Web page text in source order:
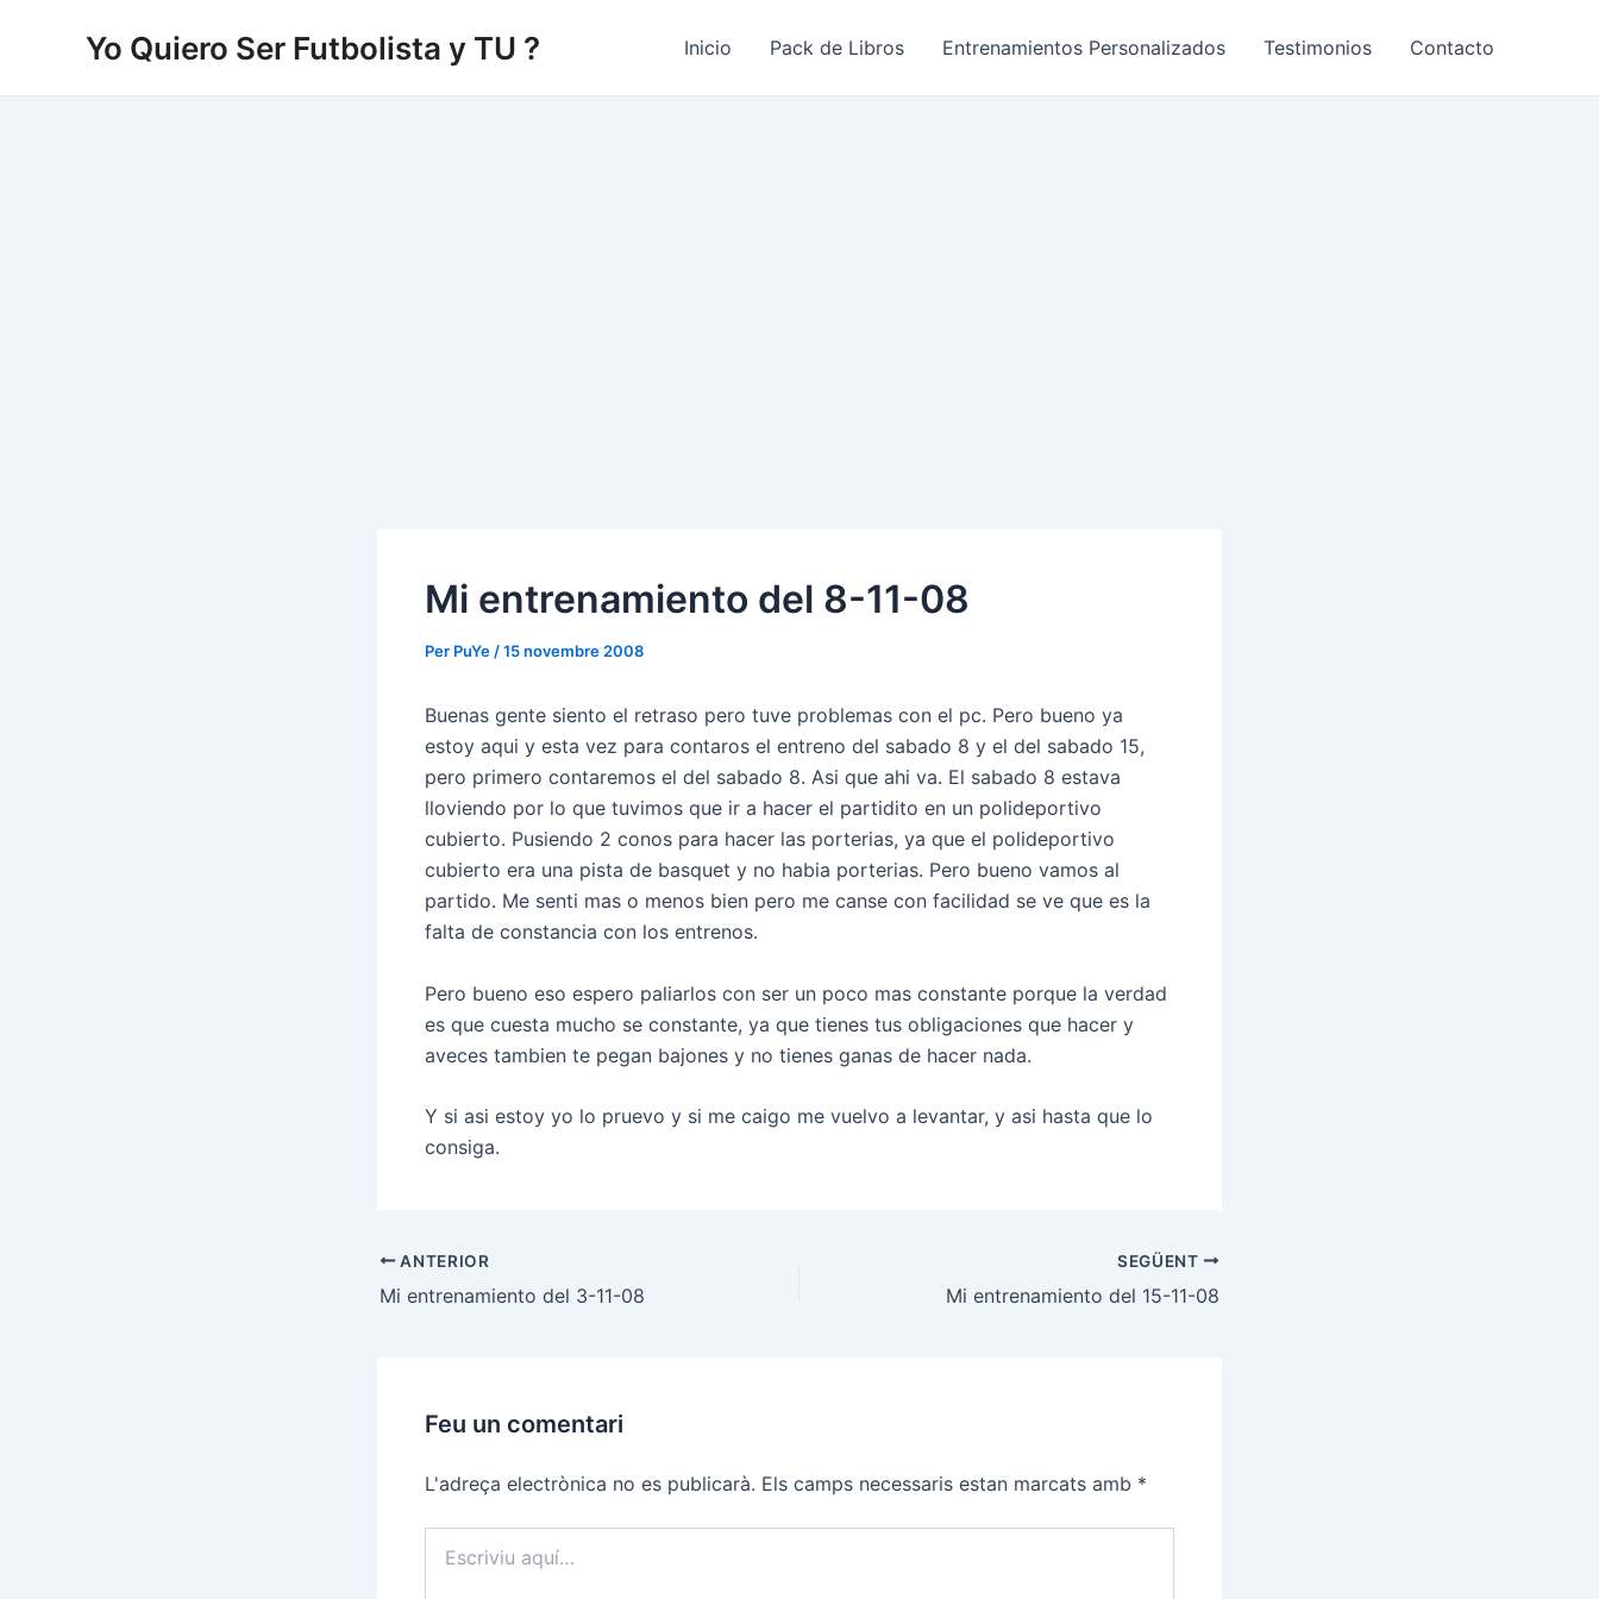
Yo Quiero Ser Futbolista y TU ? Inicio Pack de Libros Entrenamientos Personalizados Testimonios Contacto
Mi entrenamiento del 8-11-08
Per PuYe /15 novembre 2008
Buenas gente siento el retraso pero tuve problemas con el pc. Pero bueno ya
estoy aqui y esta vez para contaros el entreno del sabado 8 y el del sabado 15,
pero primero contaremos el del sabado 8. Asi que ahi va. El sabado 8 estava
lloviendo por lo que tuvimos que ir a hacer el partidito en un polideportivo
cubierto. Pusiendo 2 conos para hacer las porterias, ya que el polideportivo
cubierto era una pista de basquet y no habia porterias. Pero bueno vamos al
partido. Me senti mas o menos bien pero me canse con facilidad se ve que es la
falta de constancia con los entrenos.
Pero bueno eso espero paliarlos con ser un poco mas constante porque la verdad
es que cuesta mucho se constante, ya que tienes tus obligaciones que hacer y
aveces tambien te pegan bajones y no tienes ganas de hacer nada.
Y si asi estoy yo lo pruevo y si me caigo me vuelvo a levantar, y asi hasta que lo
consiga.
Navegació
d'entrades
ANTERIOR
Mi entrenamiento del 3-11-08
SEGÜENT
Mi entrenamiento del 15-11-08
Feu un comentari
L'adreça electrònica no es publicarà. Els camps necessaris estan marcats amb *
aquí…